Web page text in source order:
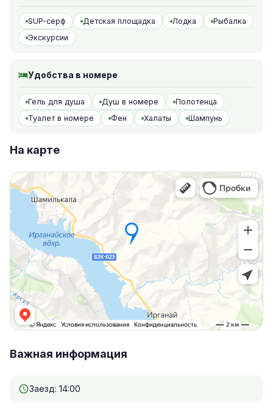
SUP-серф Детская площадка Лодка
Рыбалка
Экскурсии
Удобства в номере
Гель для душа Душ в номере
Полотенца
Туалет в номере
Фен Халаты Шампунь
На карте
Важная информация
Заезд: 14:00